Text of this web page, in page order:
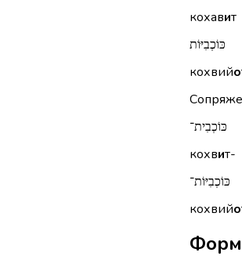
кохавит
כּוֹכְבִיּוֹת
кохвийо
כּוֹכְבִית־
кохвит-
כּוֹכְבִיּוֹת־
кохвийо